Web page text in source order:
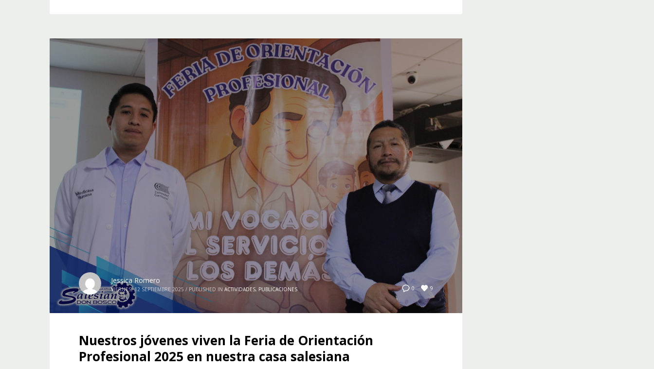
0 9
Jessica Romero
VIERNES, 12 SEPTIEMBRE 2025 / PUBLISHED IN ACTIVIDADES, PUBLICACIONES
Nuestros jóvenes viven la Feria de Orientación
Profesional 2025 en nuestra casa salesiana